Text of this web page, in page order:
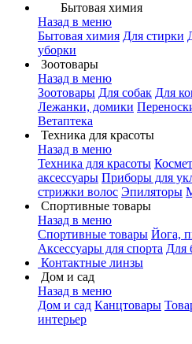
Бытовая химия
Назад в меню
Бытовая химия Для стирки
уборки
Зоотовары
Назад в меню
Зоотовары Для собак Для
Лежанки, домики
Ветаптека
Техника для красоты
Назад в меню
Техника для красоты
аксессуары Приборы для
стрижки волос Эпиляторы
Спортивные товары
Назад в меню
Спортивные товары Йога,
Аксессуары для спорта Для
Контактные линзы
Дом и сад
Назад в меню
Дом и сад Канцтовары
интерьер